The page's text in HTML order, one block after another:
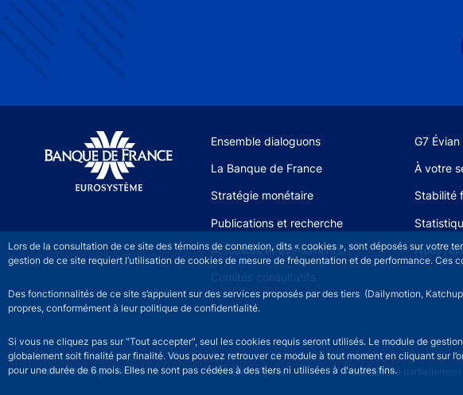
Lors de la consultation de ce site des témoins de connexion, dits « cookies », sont déposés sur votre
gestion de ce site requiert l’utilisation de cookies de mesure de fréquentation et de performance. Ces
Des fonctionnalités de ce site s’appuient sur des services proposés par des tiers (Dailymotion,
propres, conformément à leur politique de confidentialité.
Si vous ne cliquez pas sur "Tout accepter", seul les cookies requis seront utilisés. Le module de
globalement soit finalité par finalité. Vous pouvez retrouver ce module à tout moment en cliquant sur
pour une durée de 6 mois. Elles ne sont pas cédées à des tiers ni utilisées à d'autres fins.
Site navigation
Ensemble dialoguons G7
La Banque de France À votre
Stratégie monétaire Stabilité
Publications et recherche
Actualités et événements Nous
Comités consultatifs
©2026 Banque de France Footer legal notice menu
Mentions légales Accessibilité